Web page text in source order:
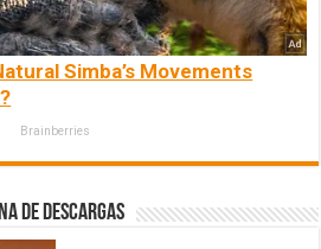
Simba’s Movements
Brainberries
de Descargas